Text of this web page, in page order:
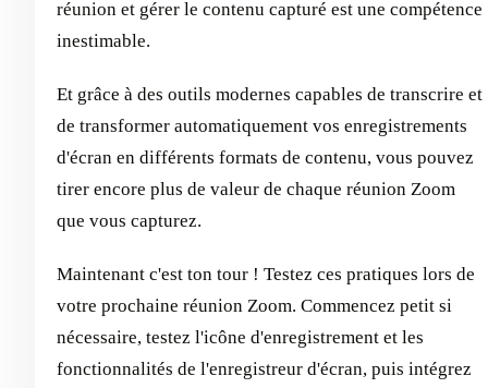
réunion et gérer le contenu capturé est une compétence
inestimable.
Et grâce à des outils modernes capables de transcrire et
de transformer automatiquement vos enregistrements
d'écran en différents formats de contenu, vous pouvez
tirer encore plus de valeur de chaque réunion Zoom
que vous capturez.
Maintenant c'est ton tour ! Testez ces pratiques lors de
votre prochaine réunion Zoom. Commencez petit si
nécessaire, testez l'icône d'enregistrement et les
fonctionnalités de l'enregistreur d'écran, puis intégrez